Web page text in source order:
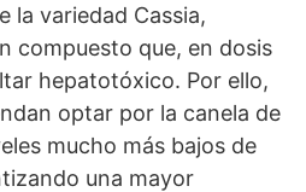
la variedad Cassia,
compuesto que, en dosis
hepatotóxico. Por ello,
optar por la canela de
mucho más bajos de
una mayor